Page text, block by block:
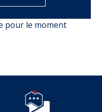
pour le moment